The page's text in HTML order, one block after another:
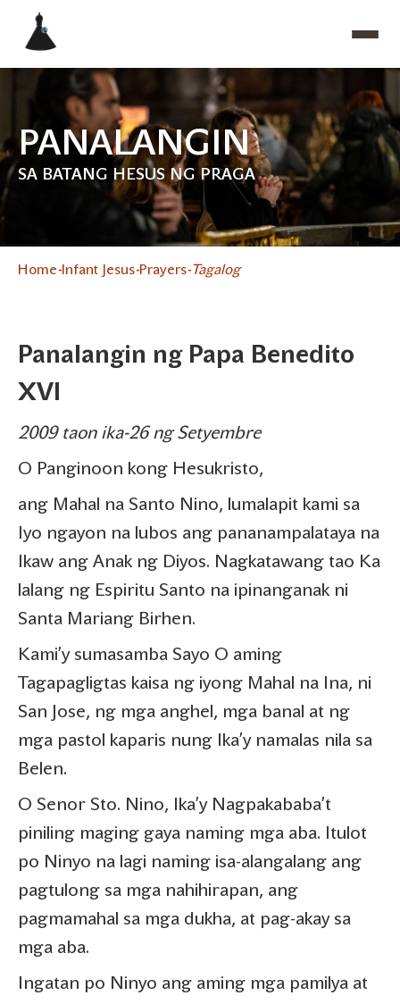
PANALANGIN
SA BATANG HESUS NG PRAGA
Home Infant Jesus Prayers Tagalog
Panalangin ng Papa Benedito
XVI
2009 taon ika-26 ng Setyembre
O Panginoon kong Hesukristo,
ang Mahal na Santo Nino, lumalapit kami sa
Iyo ngayon na lubos ang pananampalataya na
Ikaw ang Anak ng Diyos. Nagkatawang tao Ka
lalang ng Espiritu Santo na ipinanganak ni
Santa Mariang Birhen.
Kami’y sumasamba Sayo O aming
Tagapagligtas kaisa ng iyong Mahal na Ina, ni
San Jose, ng mga anghel, mga banal at ng
mga pastol kaparis nung Ika’y namalas nila sa
Belen.
O Senor Sto. Nino, Ika’y Nagpakababa’t
piniling maging gaya naming mga aba. Itulot
po Ninyo na lagi naming isa-alangalang ang
pagtulong sa mga nahihirapan, ang
pagmamahal sa mga dukha, at pag-akay sa
mga aba.
Ingatan po Ninyo ang aming mga pamilya at